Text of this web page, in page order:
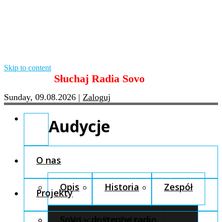
Skip to content
Słuchaj Radia Sovo
Sunday, 09.08.2026 | Zaloguj
O nas
Opis Historia Zespół
Fundacja Pro Cultura
Projekty
SoVo – dostępne radio
Audycje